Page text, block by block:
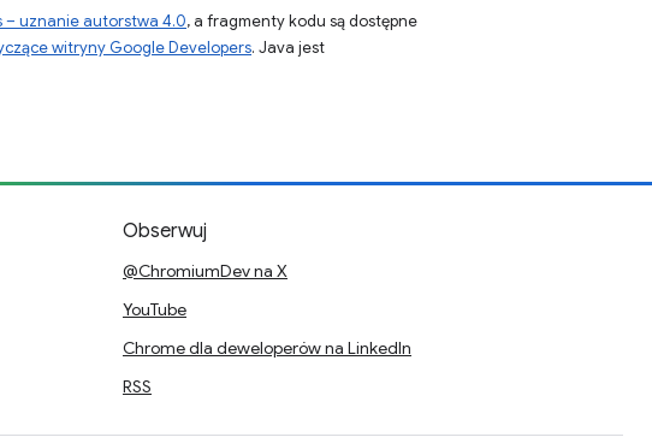
– uznanie autorstwa 4.0, a fragmenty kodu są dostępne
witryny Google Developers. Java jest
Obserwuj
@ChromiumDev na X
YouTube
Chrome dla deweloperów na LinkedIn
RSS